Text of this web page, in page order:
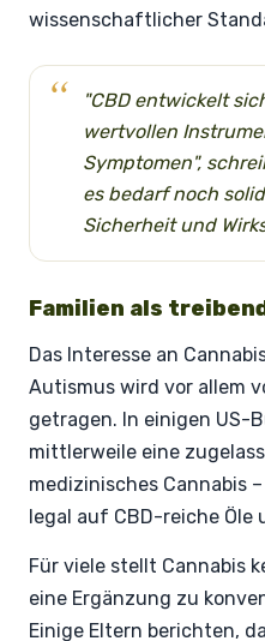
wissenschaftlicher
"CBD entwickelt
wertvollen
Symptomen",
es bedarf noch
Sicherheit und
Familien als
Das Interesse an
Autismus wird vor allem
getragen. In einigen US-
mittlerweile eine
medizinisches Cannabis
legal auf CBD-reiche
Für viele stellt Cannabis
eine Ergänzung zu
Einige Eltern berichten,